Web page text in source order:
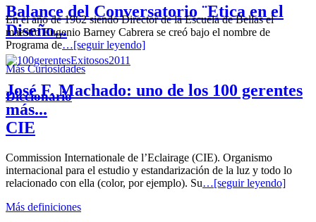
Balance del Conversatorio ¨Etica en el
Diseño...
José F. Machado: uno de los 100 gerentes
más...
En el año de 1962 siendo Director de la Escuela de Bellas el
maestro Eugenio Barney Cabrera se creó bajo el nombre de
Programa de…[seguir leyendo]
Más Curiosidades
Diccionario
CIE
Commission Internationale de l’Eclairage (CIE). Organismo
internacional para el estudio y estandarización de la luz y todo lo
relacionado con ella (color, por ejemplo). Su…[seguir leyendo]
Más definiciones